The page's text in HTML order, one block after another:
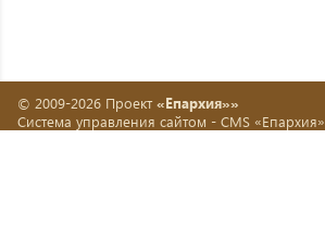
© 2009-2026 Проект «Епархия»»
Система управления сайтом - CMS «Епархия»